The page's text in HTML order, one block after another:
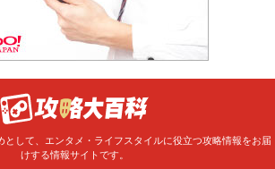
として、エンタメ・ライフスタイルに役立つ攻略情報をお届
けする情報サイトです。